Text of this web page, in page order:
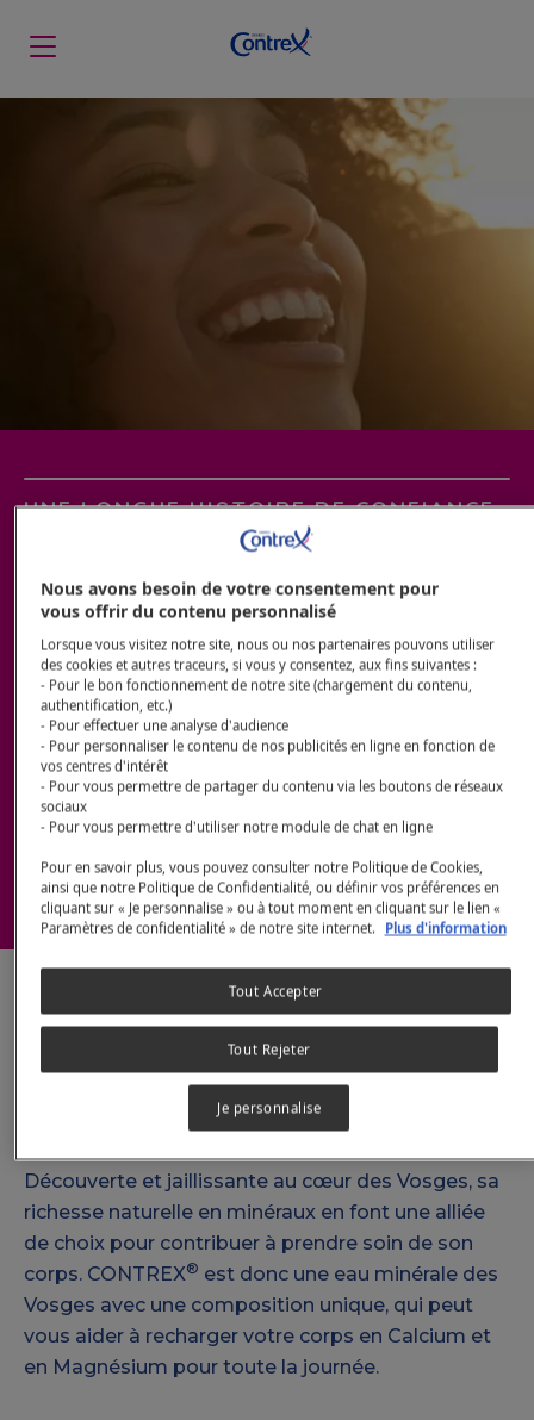
UNE LONGUE HISTOIRE DE CONFIANCE
L’EAU MINÉRALE
NATURELLE
CONTREX®
Si l’eau minérale naturelle des Vosges CONTREX
est si réputée, c'est grâce à sa minéralité unique
reconnue par l'Académie de Médecine depuis plus
de 100 ans.
UNE "EAU MINÉRALE
NATURELLE",
C’EST QUOI ?
Découverte et jaillissante au cœur des Vosges, sa
richesse naturelle en minéraux en font une alliée
de choix pour contribuer à prendre soin de son
corps. CONTREX® est donc une eau minérale des
Vosges avec une composition unique, qui peut
vous aider à recharger votre corps en Calcium et
en Magnésium pour toute la journée.
Nous avons besoin de votre consentement pour
vous offrir du contenu personnalisé
Lorsque vous visitez notre site, nous ou nos partenaires pouvons utiliser
des cookies et autres traceurs, si vous y consentez, aux fins suivantes :
- Pour le bon fonctionnement de notre site (chargement du contenu,
authentification, etc.)
- Pour effectuer une analyse d'audience
- Pour personnaliser le contenu de nos publicités en ligne en fonction de
vos centres d'intérêt
- Pour vous permettre de partager du contenu via les boutons de réseaux
sociaux
- Pour vous permettre d'utiliser notre module de chat en ligne
Pour en savoir plus, vous pouvez consulter notre Politique de Cookies,
ainsi que notre Politique de Confidentialité, ou définir vos préférences en
cliquant sur « Je personnalise » ou à tout moment en cliquant sur le lien «
Paramètres de confidentialité » de notre site internet. Plus d'information
Tout Rejeter
Tout Accepter
Je personnalise